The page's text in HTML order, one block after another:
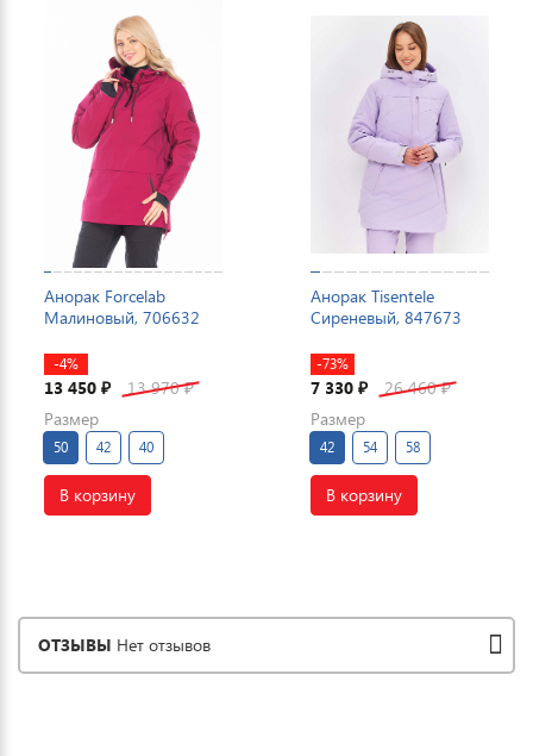
Анорак Forcelab
Малиновый, 706632
-4%
13 450 ₽ 13 970₽
Размер
50 42 40
В корзину
Анорак Tisentele
Сиреневый, 847673
-73%
7 330 ₽ 26 460₽
Размер
42 54 58
В корзину
ОТЗЫВЫ Нет отзывов